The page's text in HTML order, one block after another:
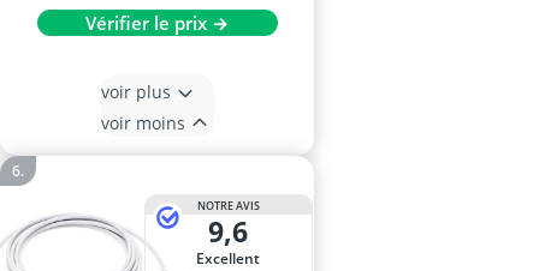
Vérifier le prix →
voir plus
voir moins
NOTRE AVIS
9,6
Excellent